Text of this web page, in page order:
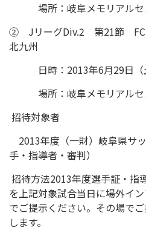
場所：岐阜メモリアルセ
② JリーグDiv.2 第21節
北九州
日時：2013年6月29日（
場所：岐阜メモリアルセ
招待対象者
2013年度（一財）岐阜県サ
手・指導者・審判）
招待方法2013年度選手証・指
を上記対象試合当日に場外イ
でご提示ください。その場で
します。